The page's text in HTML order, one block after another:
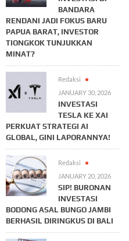
BANDARA
RENDANI JADI FOKUS BARU
PAPUA BARAT, INVESTOR
TIONGKOK TUNJUKKAN
MINAT?
Redaksi
JANUARY 30, 2026
INVESTASI
TESLA KE XAI
PERKUAT STRATEGI AI
GLOBAL, GINI LAPORANNYA!
Redaksi
JANUARY 20, 2026
SIP! BURONAN
INVESTASI
BODONG ASAL BUNGO JAMBI
BERHASIL DIRINGKUS DI BALI